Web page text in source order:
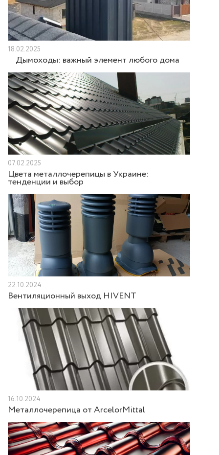
18.02.2025
Дымоходы: важный элемент любого дома
07.02.2025
Цвета металлочерепицы в Украине:
тенденции и выбор
22.10.2024
Вентиляционный выход HIVENT
16.10.2024
Металлочерепица от ArcelorMittal